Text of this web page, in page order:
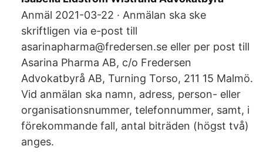
Anmäl 2021-03-22 · Anmälan ska ske
skriftligen via e-post till
asarinapharma@fredersen.se eller per post till
Asarina Pharma AB, c/o Fredersen
Advokatbyrå AB, Turning Torso, 211 15 Malmö.
Vid anmälan ska namn, adress, person- eller
organisationsnummer, telefonnummer, samt, i
förekommande fall, antal biträden (högst två)
anges.